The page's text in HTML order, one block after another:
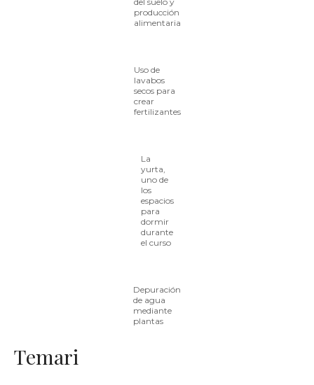
producción
alimentaria
Uso de
lavabos
secos para
crear
fertilizantes
La
yurta,
uno de
los
espacios
para
dormir
durante
el curso
Depuración
de agua
mediante
plantas
Temari